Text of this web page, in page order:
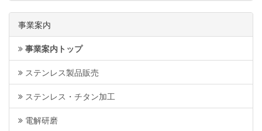
事業案内
事業案内トップ
ステンレス製品販売
ステンレス・チタン加工
電解研磨